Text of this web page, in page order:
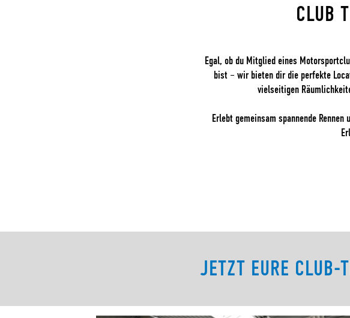
CLUB
Egal, ob du Mitglied eines
bist – wir bieten dir die perfekte
vielseitigen
Erlebt gemeinsam spannende
JETZT EURE CLUB-